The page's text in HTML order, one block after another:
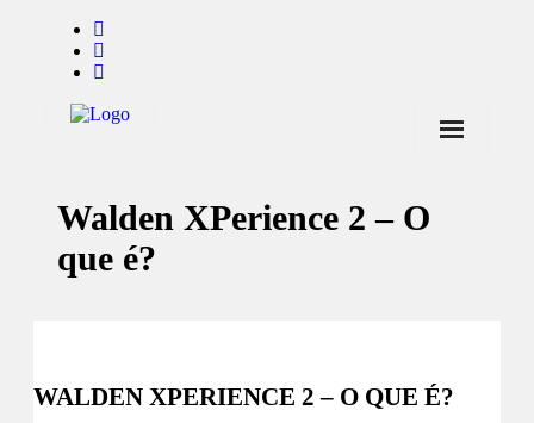
Notícias
Marcas
Promoções
Walden XPerience 2 – O
que é?
WALDEN XPERIENCE 2 – O QUE É?